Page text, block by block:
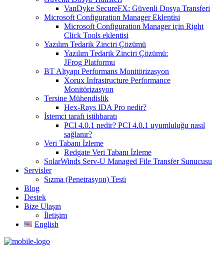
VanDyke SecureFX: Güvenli Dosya Transferi
Microsoft Configuration Manager Eklentisi
Microsoft Configuration Manager için Right
Click Tools eklentisi
Yazılım Tedarik Zinciri Çözümü
Yazılım Tedarik Zinciri Çözümü:
JFrog Platformu
BT Altyapı Performans Monitörizasyon
Xorux Infrastructure Performance
Monitörizasyon
Tersine Mühendislik
Hex-Rays IDA Pro nedir?
İstemci tarafı istihbaratı
PCI 4.0.1 nedir? PCI 4.0.1 uyumluluğu nasıl
sağlanır?
Veri Tabanı İzleme
Redgate Veri Tabanı İzleme
SolarWinds Serv-U Managed File Transfer Sunucusu
Servisler
Sızma (Penetrasyon) Testi
Blog
Destek
Bize Ulaşın
İletişim
English